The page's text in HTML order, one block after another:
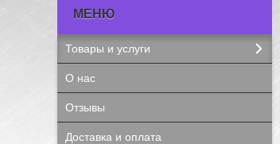
Товары и услуги
О нас
Отзывы
Доставка и оплата